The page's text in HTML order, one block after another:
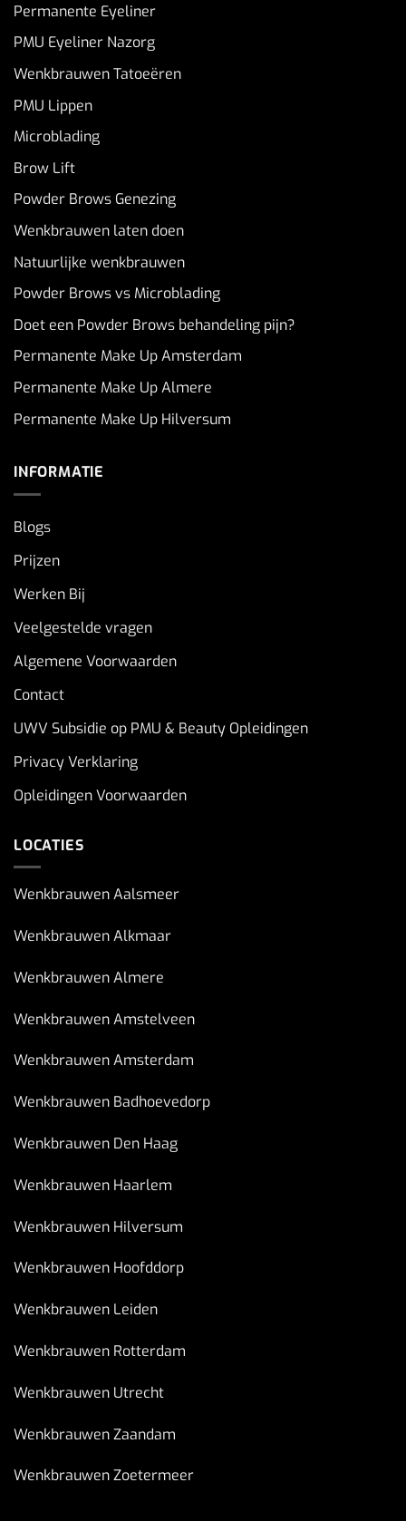
Permanente Eyeliner
PMU Eyeliner Nazorg
Wenkbrauwen Tatoeëren
PMU Lippen
Microblading
Brow Lift
Powder Brows Genezing
Wenkbrauwen laten doen
Natuurlijke wenkbrauwen
Powder Brows vs Microblading
Doet een Powder Brows behandeling pijn?
Permanente Make Up Amsterdam
Permanente Make Up Almere
Permanente Make Up Hilversum
INFORMATIE
Blogs
Prijzen
Werken Bij
Veelgestelde vragen
Algemene Voorwaarden
Contact
UWV Subsidie op PMU & Beauty Opleidingen
Privacy Verklaring
Opleidingen Voorwaarden
LOCATIES
Wenkbrauwen Aalsmeer
Wenkbrauwen Alkmaar
Wenkbrauwen Almere
Wenkbrauwen Amstelveen
Wenkbrauwen Amsterdam
Wenkbrauwen Badhoevedorp
Wenkbrauwen Den Haag
Wenkbrauwen Haarlem
Wenkbrauwen Hilversum
Wenkbrauwen Hoofddorp
Wenkbrauwen Leiden
Wenkbrauwen Rotterdam
Wenkbrauwen Utrecht
Wenkbrauwen Zaandam
Wenkbrauwen Zoetermeer